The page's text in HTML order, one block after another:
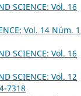
SCIENCE: Vol. 16
Vol. 14 Núm. 1
SCIENCE: Vol. 16
SCIENCE: Vol. 12
7318